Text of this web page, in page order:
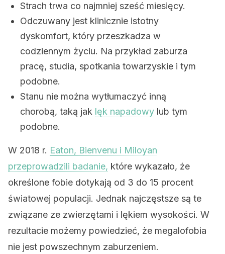
Strach trwa co najmniej sześć miesięcy.
Odczuwany jest klinicznie istotny
dyskomfort, który przeszkadza w
codziennym życiu. Na przykład zaburza
pracę, studia, spotkania towarzyskie i tym
podobne.
Stanu nie można wytłumaczyć inną
chorobą, taką jak lęk napadowy lub tym
podobne.
W 2018 r. Eaton, Bienvenu i Miloyan
przeprowadzili badanie, które wykazało, że
określone fobie dotykają od 3 do 15 procent
światowej populacji. Jednak najczęstsze są te
związane ze zwierzętami i lękiem wysokości. W
rezultacie możemy powiedzieć, że megalofobia
nie jest powszechnym zaburzeniem.